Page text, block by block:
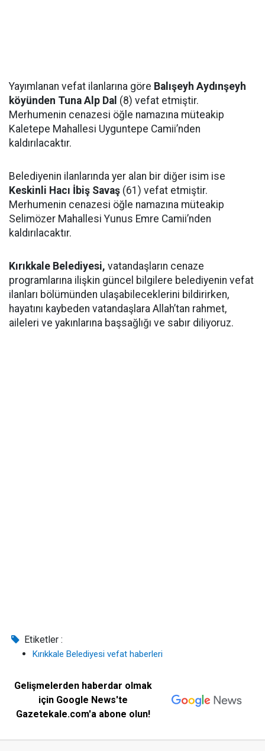
Yayımlanan vefat ilanlarına göre Balışeyh Aydınşeyh
köyünden Tuna Alp Dal (8) vefat etmiştir.
Merhumenin cenazesi öğle namazına müteakip
Kaletepe Mahallesi Uyguntepe Camii’nden
kaldırılacaktır.
Belediyenin ilanlarında yer alan bir diğer isim ise
Keskinli Hacı İbiş Savaş (61) vefat etmiştir.
Merhumenin cenazesi öğle namazına müteakip
Selimözer Mahallesi Yunus Emre Camii’nden
kaldırılacaktır.
Kırıkkale Belediyesi, vatandaşların cenaze
programlarına ilişkin güncel bilgilere belediyenin vefat
ilanları bölümünden ulaşabileceklerini bildirirken,
hayatını kaybeden vatandaşlara Allah’tan rahmet,
aileleri ve yakınlarına başsağlığı ve sabır diliyoruz.
Etiketler :
Kırıkkale Belediyesi vefat haberleri
Gelişmelerden haberdar olmak
için Google News'te
Gazetekale.com'a abone olun!